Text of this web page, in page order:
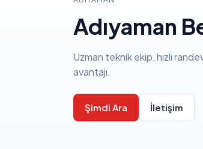
Adıyaman
Uzman teknik ekip, hızlı
avantajı.
Şimdi Ara İletişim